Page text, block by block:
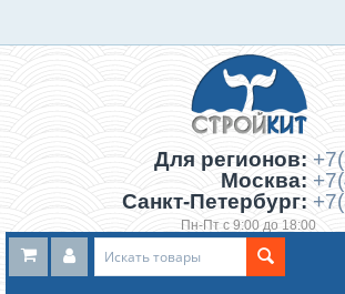
Для регионов:
Москва:
Санкт-Петербург:
Пн-Пт с 9:00 до 18:00
Заказать обратный звонок